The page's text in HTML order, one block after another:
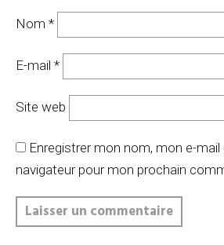
Nom *
E-mail *
Site web
Enregistrer mon nom, mon e-
navigateur pour mon prochain